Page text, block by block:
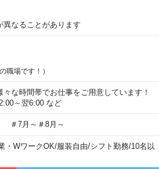
なることがあります
職場です！）
な時間帯でお仕事をご用意しています！
～翌6:00 など
＃7月～＃8月～
・WワークOK/服装自由/シフト勤務/10名以